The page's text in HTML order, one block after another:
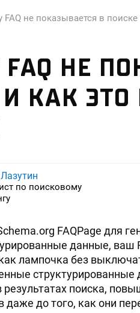
FAQ не показывается в поиске
НЕ
КАК ЭТО
по поисковому
FAQPage для
данные, ваш
лампочка без
поиска,
даже до того, как они